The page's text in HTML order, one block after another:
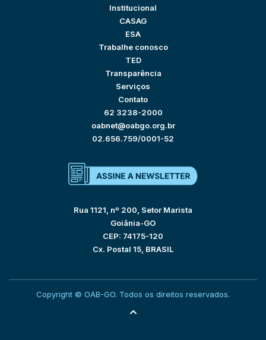
Institucional
CASAG
ESA
Trabalhe conosco
TED
Transparência
Serviços
Contato
62 3238-2000
oabnet@oabgo.org.br
02.656.759/0001-52
Rua 1121, nº 200, Setor Marista
Goiânia-GO
CEP: 74175-120
Cx. Postal 15, BRASIL
Copyright © OAB-GO. Todos os direitos reservados.